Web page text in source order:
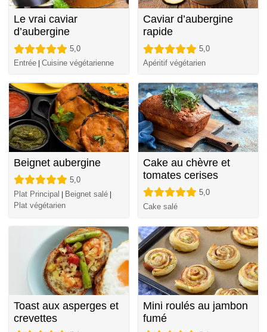
Le vrai caviar
d’aubergine
5,0
Entrée Cuisine végétarienne
Caviar d’aubergine
rapide
5,0
Apéritif végétarien
Beignet aubergine
5,0
Plat Principal | Beignet salé |
Plat végétarien
Cake au chèvre et
tomates cerises
5,0
Cake salé
Toast aux asperges et
crevettes
Mini roulés au jambon
fumé